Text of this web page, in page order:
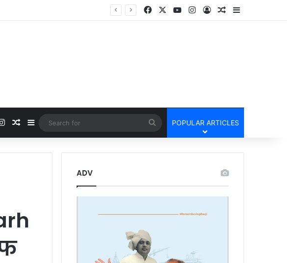
करने वाला युवक गिरफ्तार FacebookYouTubeInstagram
Log InRandom Article
Sidebar
InstagramRandom Article
Sidebar
Search
for
POPULAR ARTICLES
ADV